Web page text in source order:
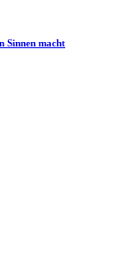
Sinnen macht